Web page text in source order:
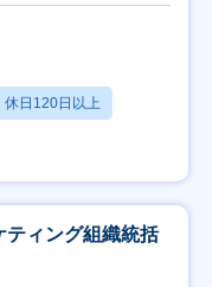
休日120日以上
ティング組織統括